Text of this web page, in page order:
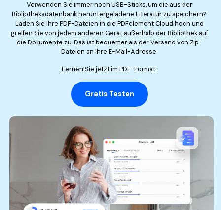
Verwenden Sie immer noch USB-Sticks, um die aus der
Bibliotheksdatenbank heruntergeladene Literatur zu speichern?
Laden Sie Ihre PDF-Dateien in die PDFelement Cloud hoch und
greifen Sie von jedem anderen Gerät außerhalb der Bibliothek auf
die Dokumente zu. Das ist bequemer als der Versand von Zip-
Dateien an Ihre E-Mail-Adresse.
Lernen Sie jetzt im PDF-Format:
Gratis Testen